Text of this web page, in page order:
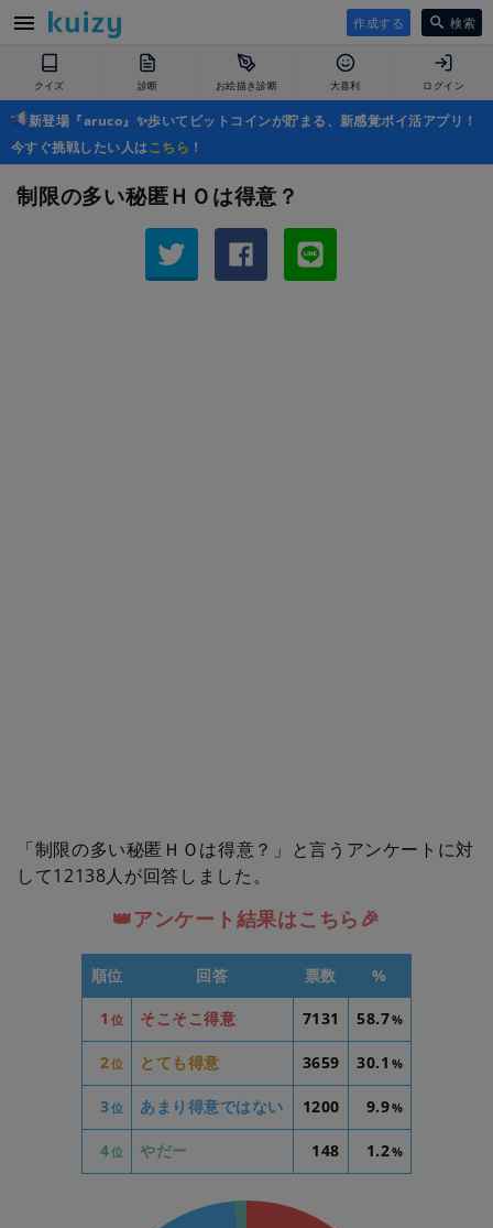
作成する 検索
クイズ 診断 お絵描き診断 大喜利 ログイン
新登場『aruco』✨歩いてビットコインが貯まる、新感覚ポイ活アプリ！
今すぐ挑戦したい人はこちら ！
制限の多い秘匿ＨＯは得意？
「制限の多い秘匿ＨＯは得意？」と言うアンケートに対
して12138人が回答しました。
👑アンケート結果はこちら🎉
順位 回答 票数 %
1 位 そこそこ得意 7131 58.7%
2位 とても得意 3659 30.1 %
3位 あまり得意ではない 1200 9.9%
4位 やだー 148 1.2%